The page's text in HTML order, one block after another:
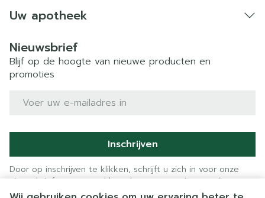
Uw apotheek
Nieuwsbrief
Blijf op de hoogte van nieuwe producten en
promoties
E-mail adres
Inschrijven
Door op inschrijven te klikken, schrijft u zich in voor onze
nieuwsbrief en gaat u akkoord met onzeprivacy policy.